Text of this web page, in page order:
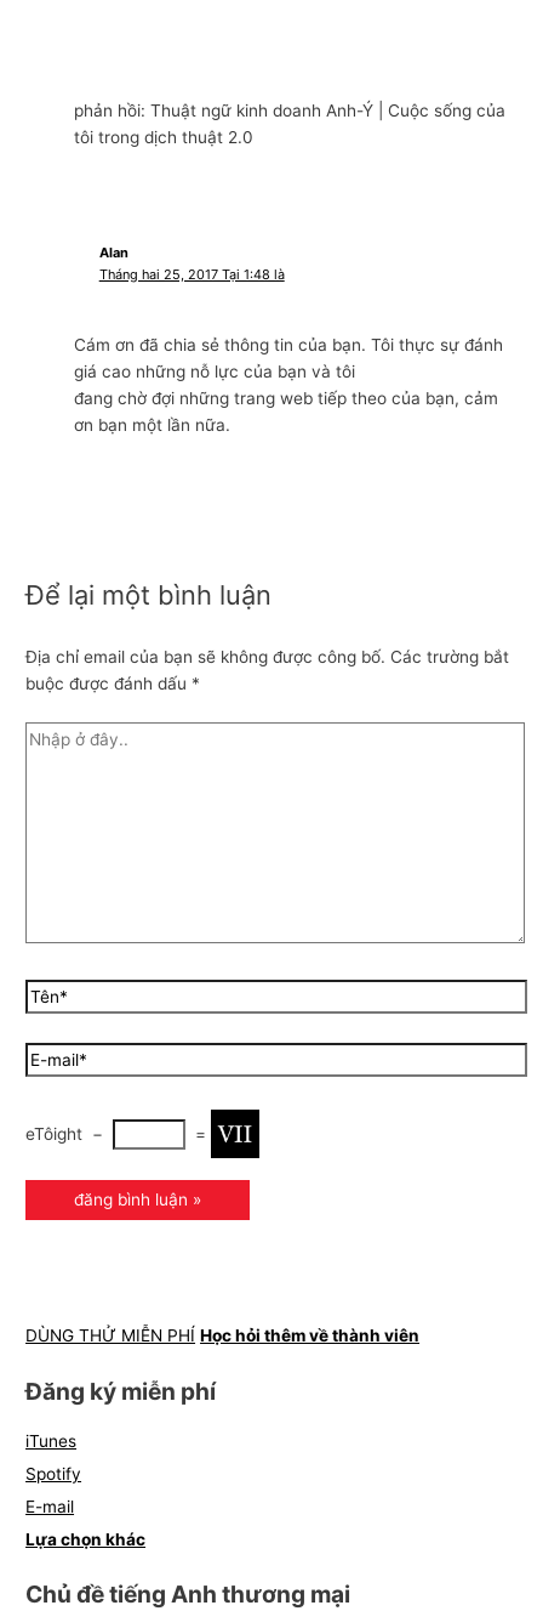
phản hồi: Thuật ngữ kinh doanh Anh-Ý | Cuộc sống của
tôi trong dịch thuật 2.0
Alan
Tháng hai 25, 2017 Tại 1:48 là
Cám ơn đã chia sẻ thông tin của bạn. Tôi thực sự đánh
giá cao những nỗ lực của bạn và tôi
đang chờ đợi những trang web tiếp theo của bạn, cảm
ơn bạn một lần nữa.
Để lại một bình luận
Địa chỉ email của bạn sẽ không được công bố. Các trường bắt
buộc được đánh dấu *
eTôight − =
DÙNG THỬ MIỄN PHÍ Học hỏi thêm về thành viên
Đăng ký miễn phí
iTunes
Spotify
E-mail
Lựa chọn khác
Chủ đề tiếng Anh thương mại